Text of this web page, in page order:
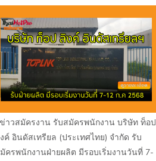
าวสมัครงาน รับสมัครพนักงาน บริษัท ท็อป
ค์ อินดัสเทรียล (ประเทศไทย) จำกัด รับ
ครพนักงานฝ่ายผลิต มีรอบเริ่มงานวันที่ 7-